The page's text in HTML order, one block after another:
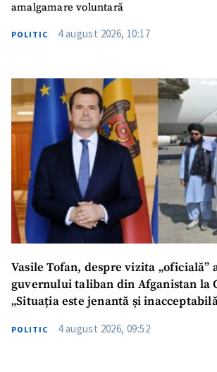
amalgamare voluntară
POLITIC 4 august 2026, 10:17
Vasile Tofan, despre vizita „oficială”
guvernului taliban din Afganistan la
„Situația este jenantă și
POLITIC 4 august 2026, 09:52